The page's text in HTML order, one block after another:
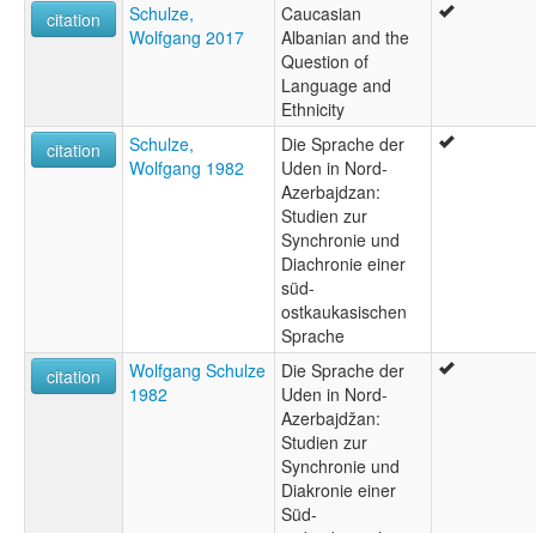
citation
Schulze,
Wolfgang 2017
Caucasian
Albanian and the
Question of
Language and
Ethnicity
citation
Schulze,
Wolfgang 1982
Die Sprache der
Uden in Nord-
Azerbajdzan:
Studien zur
Synchronie und
Diachronie einer
süd-
ostkaukasischen
Sprache
citation
Wolfgang Schulze
1982
Die Sprache der
Uden in Nord-
Azerbajdžan:
Studien zur
Synchronie und
Diakronie einer
Süd-